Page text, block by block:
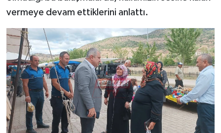
vermeye devam ettiklerini anlattı.